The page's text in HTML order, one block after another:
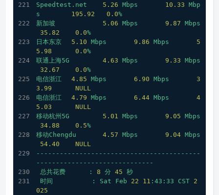
Speedtest.net
5.26 Mbps 10.33 Mbp
s
195.92 0.0%
新加坡
5.06 Mbps 9.87 Mbps
35.82
0.0%
日本东京
5.10 Mbps 9.86 Mbps
5
5.98
0.0%
联通上海5G
4.63 Mbps 9.33 Mbps
32.67
0.0%
电信浙江
4.85 Mbps 6.90 Mbps
3
3.99
NULL
电信浙江
4.79 Mbps 6.44 Mbps
4
5.03
NULL
移动杭州5G
5.01 Mbps 9.05 Mbps
34.88
0.5%
移动Chengdu
4.57 Mbps 9.04 Mbps
54.40
NULL
------------------------------------------
------------------------------
总共花费
: 8 分 45 秒
时间
: Sat Feb 22 11 :43:33 CST 2
025